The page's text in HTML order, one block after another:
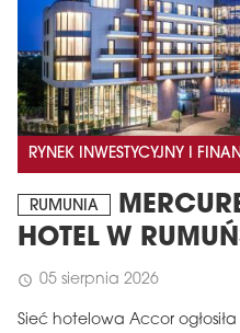
RYNEK INWESTYCYJNY I
RUMUNIA
HOTEL W
schedule 05 sierpnia 2026
Sieć hotelowa Accor